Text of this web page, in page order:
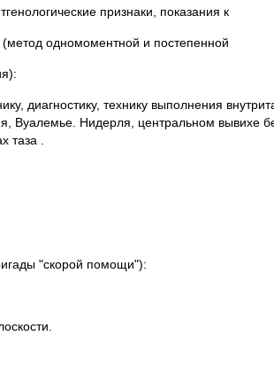
признаки, показания к
одномоментной и постепенной
диагностику, технику выполнения
Вуалемье. Нидерля, центральном вывихе
.
"скорой помощи"):